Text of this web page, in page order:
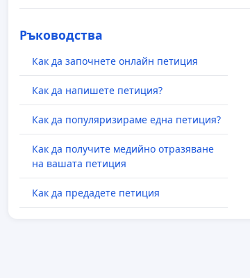
Ръководства
Как да започнете онлайн петиция
Как да напишете петиция?
Как да популяризираме една петиция?
Как да получите медийно отразяване
на вашата петиция
Как да предадете петиция